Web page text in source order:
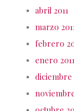
abril 2011
marzo
febrero
enero 2011
diciembre